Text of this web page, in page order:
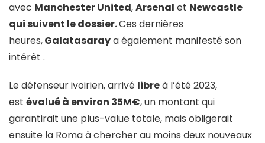
avec Manchester United,Arsenal et Newcastle
qui suivent le dossier.Ces dernières
heures,Galatasaraya également manifesté son
intérêt .
Le défenseur ivoirien, arrivé libreà l’été 2023,
est évalué à environ 35M€, un montant qui
garantirait une plus-value totale, mais obligerait
ensuite la Roma à chercher au moins deux nouveaux